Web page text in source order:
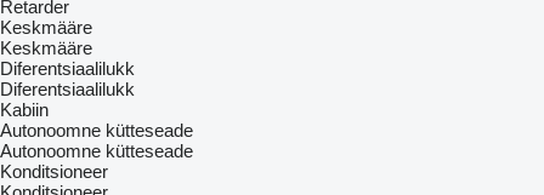
Retarder
Keskmääre
Keskmääre
Diferentsiaalilukk
Diferentsiaalilukk
Kabiin
Autonoomne kütteseade
Autonoomne kütteseade
Konditsioneer